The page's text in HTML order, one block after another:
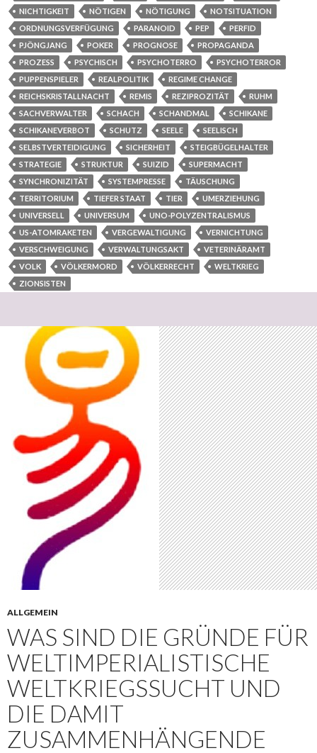
NICHTIGKEIT NÖTIGEN NÖTIGUNG
NOTSITUATION
ORDNUNGSVERFÜGUNG
PARANOID PEP
PERFID
PJÖNGJANG
POKER PROGNOSE
PROPAGANDA
PROZESS
PSYCHISCH PSYCHOTERRO
PSYCHOTERROR
PUPPENSPIELER
REALPOLITIK
REGIME CHANGE
REICHSKRISTALLNACHT
REMIS REZIPROZITÄT
RUHM
SACHVERWALTER
SCHACH SCHANDMAL
SCHIKANE
SCHIKANEVERBOT
SCHUTZ SEELE
SEELISCH
SELBSTVERTEIDIGUNG
SICHERHEIT
STEIGBÜGELHALTER
STRATEGIE
STRUKTUR SUIZID
SUPERMACHT
SYNCHRONIZITÄT
SYSTEMPRESSE
TÄUSCHUNG
TERRITORIUM
TIEFER STAAT TIER
UMERZIEHUNG
UNIVERSELL
UNIVERSUM
UNO-POLYZENTRALISMUS
US-ATOMRAKETEN
VERGEWALTIGUNG
VERNICHTUNG
VERSCHWEIGUNG
VERWALTUNGSAKT
VETERINÄRAMT
VOLK
VÖLKERMORD VÖLKERRECHT
WELTKRIEG
ZIONSISTEN
ALLGEMEIN
WAS SIND DIE GRÜNDE FÜR
WELTIMPERIALISTISCHE
WELTKRIEGSSUCHT UND
DIE DAMIT
ZUSAMMENHÄNGENDE